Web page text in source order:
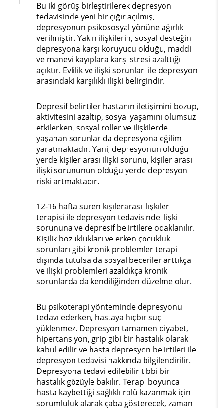
Bu iki görüş birleştirilerek depresyon
tedavisinde yeni bir çığır açılmış,
depresyonun psikososyal yönüne ağırlık
verilmiştir. Yakın ilişkilerin, sosyal desteğin
depresyona karşı koruyucu olduğu, maddi
ve manevi kayıplara karşı stresi azalttığı
açıktır. Evlilik ve ilişki sorunları ile depresyon
arasındaki karşılıklı ilişki belirgindir.
Depresif belirtiler hastanın iletişimini bozup,
aktivitesini azaltıp, sosyal yaşamını olumsuz
etkilerken, sosyal roller ve ilişkilerde
yaşanan sorunlar da depresyona eğilim
yaratmaktadır. Yani, depresyonun olduğu
yerde kişiler arası ilişki sorunu, kişiler arası
ilişki sorununun olduğu yerde depresyon
riski artmaktadır.
12-16 hafta süren kişilerarası ilişkiler
terapisi ile depresyon tedavisinde ilişki
sorununa ve depresif belirtilere odaklanılır.
Kişilik bozuklukları ve erken çocukluk
sorunları gibi kronik problemler terapi
dışında tutulsa da sosyal beceriler arttıkça
ve ilişki problemleri azaldıkça kronik
sorunlarda da kendiliğinden düzelme olur.
Bu psikoterapi yönteminde depresyonu
tedavi ederken, hastaya hiçbir suç
yüklenmez. Depresyon tamamen diyabet,
hipertansiyon, grip gibi bir hastalık olarak
kabul edilir ve hasta depresyon belirtileri ile
depresyon tedavisi hakkında bilgilendirilir.
Depresyona tedavi edilebilir tıbbi bir
hastalık gözüyle bakılır. Terapi boyunca
hasta kaybettiği sağlıklı rolü kazanmak için
sorumluluk alarak çaba gösterecek, zaman